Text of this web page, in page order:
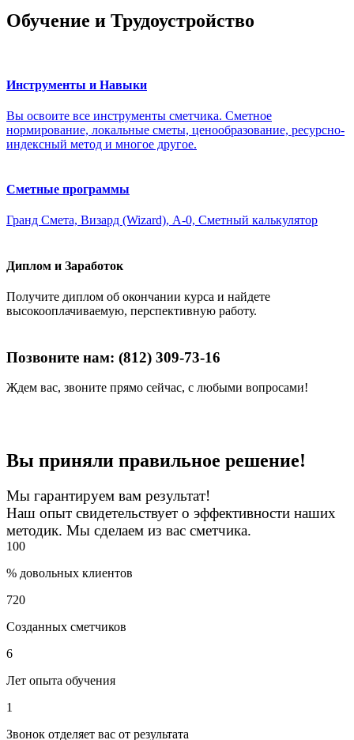
Обучение и Трудоустройство
Инструменты и Навыки
Вы освоите все инструменты сметчика. Сметное
нормирование, локальные сметы, ценообразование, ресурсно-
индексный метод и многое другое.
Сметные программы
Гранд Смета, Визард (Wizard), А-0, Сметный калькулятор
Диплом и Заработок
Получите диплом об окончании курса и найдете
высокооплачиваемую, перспективную работу.
Позвоните нам: (812) 309-73-16
Ждем вас, звоните прямо сейчас, с любыми вопросами!
Вы приняли правильное решение!
Мы гарантируем вам результат!
Наш опыт свидетельствует о эффективности наших
методик. Мы сделаем из вас сметчика.
100
% довольных клиентов
720
Созданных сметчиков
6
Лет опыта обучения
1
Звонок отделяет вас от результата